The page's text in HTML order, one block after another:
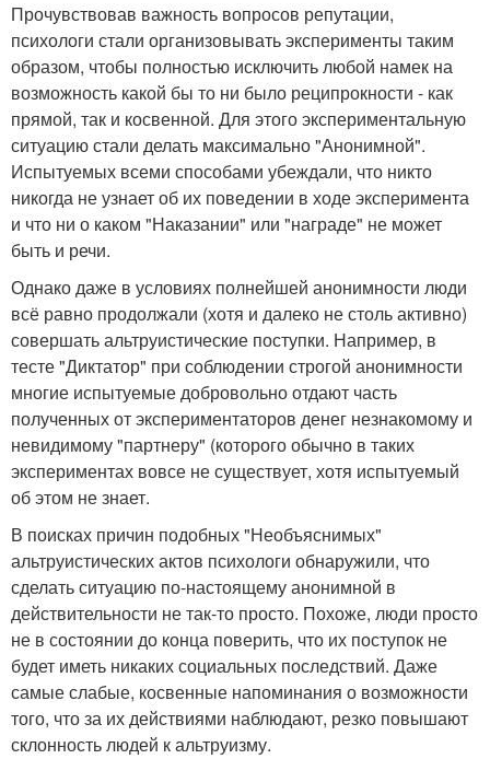
Прочувствовав важность вопросов репутации,
психологи стали организовывать эксперименты таким
образом, чтобы полностью исключить любой намек на
возможность какой бы то ни было реципрокности - как
прямой, так и косвенной. Для этого экспериментальную
ситуацию стали делать максимально "Анонимной".
Испытуемых всеми способами убеждали, что никто
никогда не узнает об их поведении в ходе эксперимента
и что ни о каком "Наказании" или "награде" не может
быть и речи.
Однако даже в условиях полнейшей анонимности люди
всё равно продолжали (хотя и далеко не столь активно)
совершать альтруистические поступки. Например, в
тесте "Диктатор" при соблюдении строгой анонимности
многие испытуемые добровольно отдают часть
полученных от экспериментаторов денег незнакомому и
невидимому "партнеру" (которого обычно в таких
экспериментах вовсе не существует, хотя испытуемый
об этом не знает.
В поисках причин подобных "Необъяснимых"
альтруистических актов психологи обнаружили, что
сделать ситуацию по-настоящему анонимной в
действительности не так-то просто. Похоже, люди просто
не в состоянии до конца поверить, что их поступок не
будет иметь никаких социальных последствий. Даже
самые слабые, косвенные напоминания о возможности
того, что за их действиями наблюдают, резко повышают
склонность людей к альтруизму.